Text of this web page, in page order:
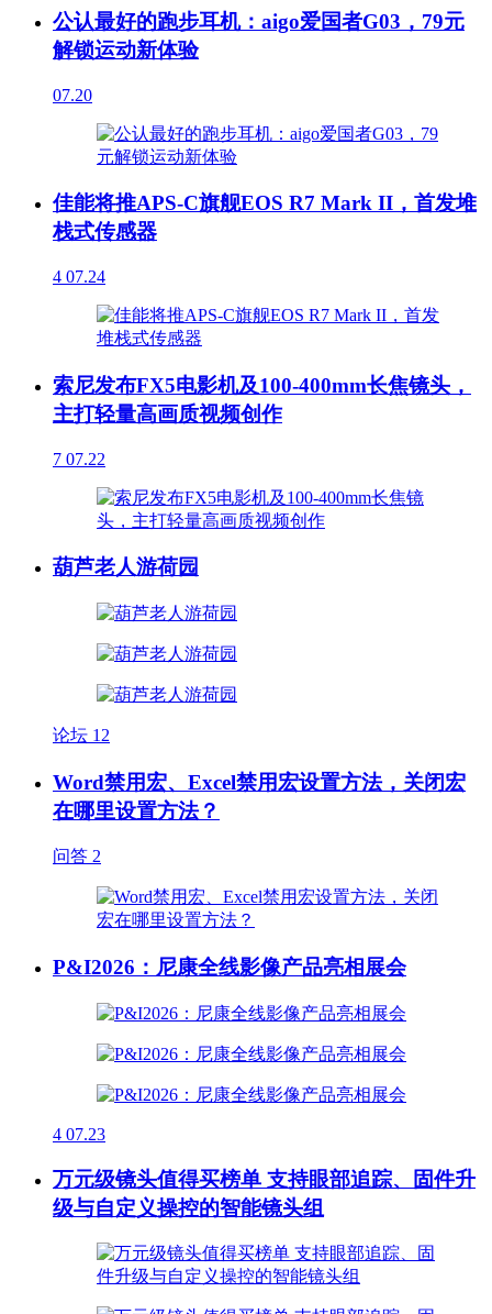
公认最好的跑步耳机：aigo爱国者G03，79元
解锁运动新体验
07.20
佳能将推APS-C旗舰EOS R7 Mark II，首发堆
栈式传感器
4 07.24
索尼发布FX5电影机及100-400mm长焦镜头，
主打轻量高画质视频创作
7 07.22
葫芦老人游荷园
论坛 12
Word禁用宏、Excel禁用宏设置方法，关闭宏
在哪里设置方法？
问答 2
P&I2026：尼康全线影像产品亮相展会
4 07.23
万元级镜头值得买榜单 支持眼部追踪、固件升
级与自定义操控的智能镜头组